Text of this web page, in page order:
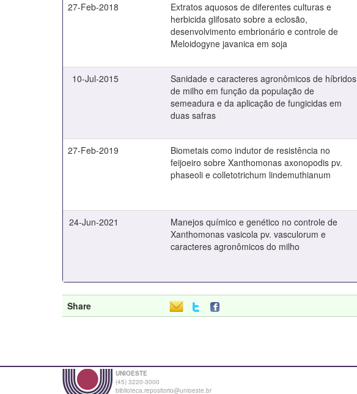
27-Feb-2018
Extratos aquosos de diferentes culturas e
herbicida glifosato sobre a eclosão,
desenvolvimento embrionário e controle de
Meloidogyne javanica em soja
10-Jul-2015
Sanidade e caracteres agronômicos de híbridos
de milho em função da população de
semeadura e da aplicação de fungicidas em
duas safras
27-Feb-2019
Biometais como indutor de resistência no
feijoeiro sobre Xanthomonas axonopodis pv.
phaseoli e colletotrichum lindemuthianum
24-Jun-2021
Manejos químico e genético no controle de
Xanthomonas vasicola pv. vasculorum e
caracteres agronômicos do milho
Share
UNIOESTE
(45) 3220-3000
biblioteca.repositorio@unioeste.br